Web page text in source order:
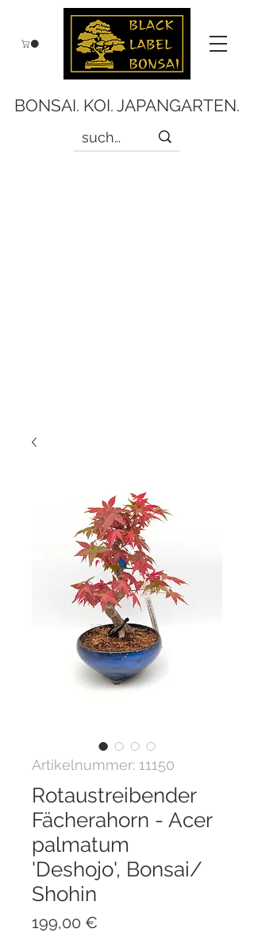
BONSAI. KOI. JAPANGARTEN.
Artikelnummer: 11150
Rotaustreibender
Fächerahorn - Acer
palmatum
'Deshojo', Bonsai/
Shohin
199,00 €